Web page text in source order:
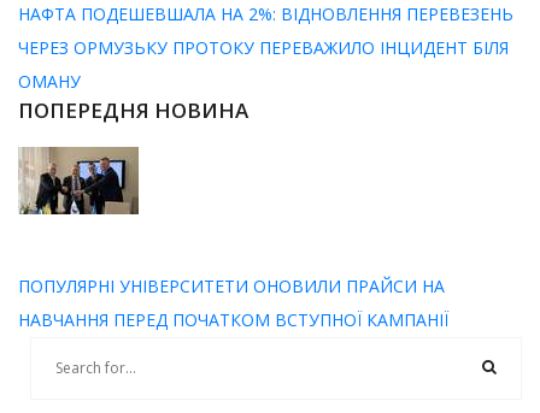
НАФТА ПОДЕШЕВШАЛА НА 2%: ВІДНОВЛЕННЯ ПЕРЕВЕЗЕНЬ
ЧЕРЕЗ ОРМУЗЬКУ ПРОТОКУ ПЕРЕВАЖИЛО ІНЦИДЕНТ БІЛЯ
ОМАНУ
ПОПЕРЕДНЯ НОВИНА
ПОПУЛЯРНІ УНІВЕРСИТЕТИ ОНОВИЛИ ПРАЙСИ НА
НАВЧАННЯ ПЕРЕД ПОЧАТКОМ ВСТУПНОЇ КАМПАНІЇ